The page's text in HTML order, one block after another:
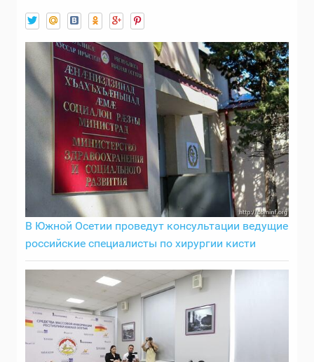
В Южной Осетии проведут консультации ведущие
российские специалисты по хирургии кисти